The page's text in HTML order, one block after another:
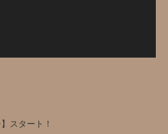
スタート！